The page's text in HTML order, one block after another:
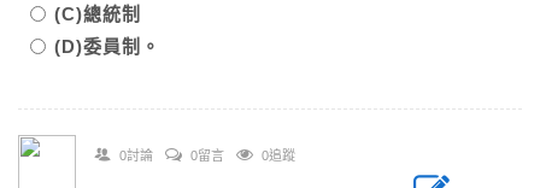
(C)總統制
(D)委員制。
0討論 0留言 0追蹤